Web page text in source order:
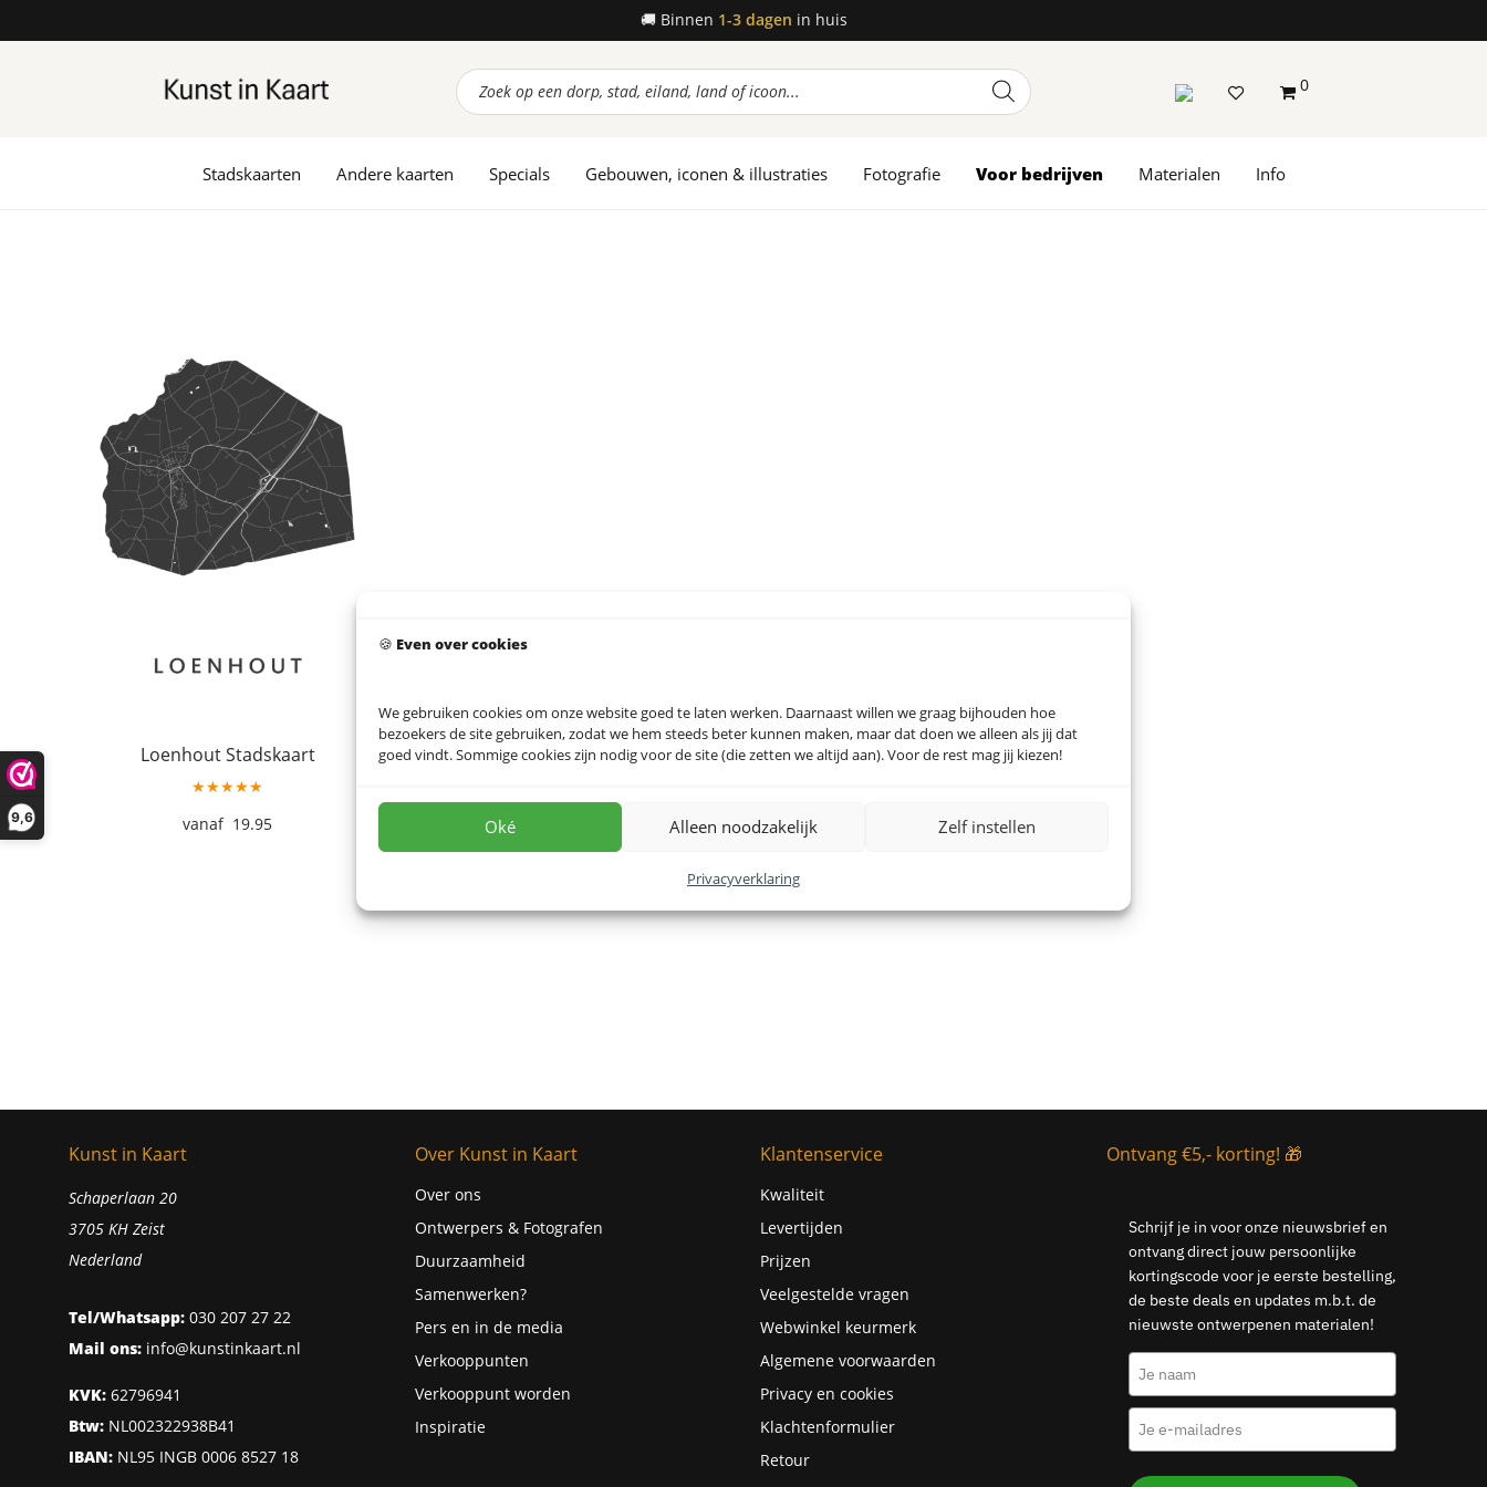
9,6
🍪 Even over cookies
We gebruiken cookies om onze website goed te laten werken. Daarnaast willen we graag bijhouden hoe
bezoekers de site gebruiken, zodat we hem steeds beter kunnen maken, maar dat doen we alleen als jij dat
goed vindt. Sommige cookies zijn nodig voor de site (die zetten we altijd aan). Voor de rest mag jij kiezen!
Oké Alleen noodzakelijk Zelf instellen
Privacyverklaring
🚚 Binnen 1-3 dagen in huis
Producten
zoeken
Stadskaarten Andere kaarten Specials Gebouwen, iconen & illustraties Fotografie Voor bedrijven Materialen Info
0
Loenhout Stadskaart
★★★★★
19.95
Kunst in Kaart
Schaperlaan 20
3705 KH Zeist
Nederland
Tel/Whatsapp: 030 207 27 22
Mail ons: info@kunstinkaart.nl
KVK: 62796941
Btw: NL002322938B41
IBAN: NL95 INGB 0006 8527 18
Over Kunst in Kaart
Over ons
Ontwerpers & Fotografen
Duurzaamheid
Samenwerken?
Pers en in de media
Verkooppunten
Verkooppunt worden
Inspiratie
Klantenservice
Kwaliteit
Levertijden
Prijzen
Veelgestelde vragen
Webwinkel keurmerk
Algemene voorwaarden
Privacy en cookies
Klachtenformulier
Retour
Ontvang €5,- korting! 🎁
Schrijf je in voor onze nieuwsbrief en
ontvang direct jouw persoonlijke
kortingscode voor je eerste bestelling,
de beste deals en updates m.b.t. de
nieuwste ontwerpenen materialen!